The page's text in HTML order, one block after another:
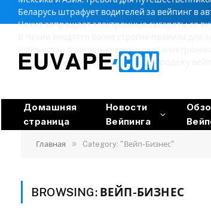
Беларусь штрафует водителей за вейпинг в
Чехия запрещает электронные сигареты со
Узбекистан полностью запрещает
Россия: Пермский край запретит продажу
Домашняя
страница
Новости
Вейпинга
Главная » Category: "Вейп-Бизнес"
BROWSING: ВЕЙП-БИЗНЕС